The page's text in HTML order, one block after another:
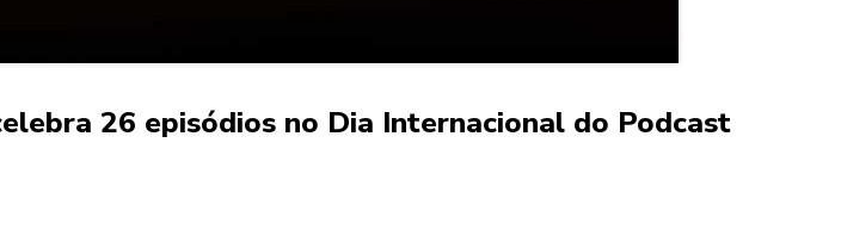
26 episódios no Dia Internacional do Podcast